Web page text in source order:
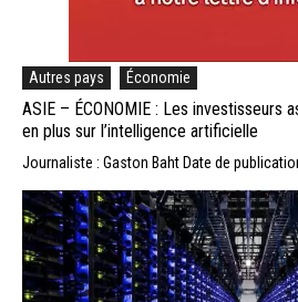
Autres pays Économie
ASIE – ÉCONOMIE : Les investisseurs
en plus sur l’intelligence artificielle
Journaliste : Gaston Baht Date de